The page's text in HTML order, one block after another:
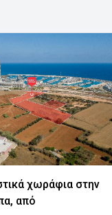
χωράφια στην
από